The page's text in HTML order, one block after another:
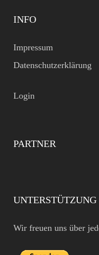
INFO
Impressum
Datenschutzerklärung
Login
PARTNER
UNTERSTÜTZUNG
Wir freuen uns über